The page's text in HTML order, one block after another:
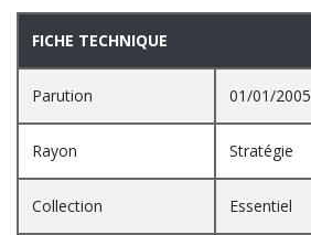
PRESENTATION
FICHE TECHNIQUE
Parution 01/01/2005
Rayon Stratégie
Collection Essentiel